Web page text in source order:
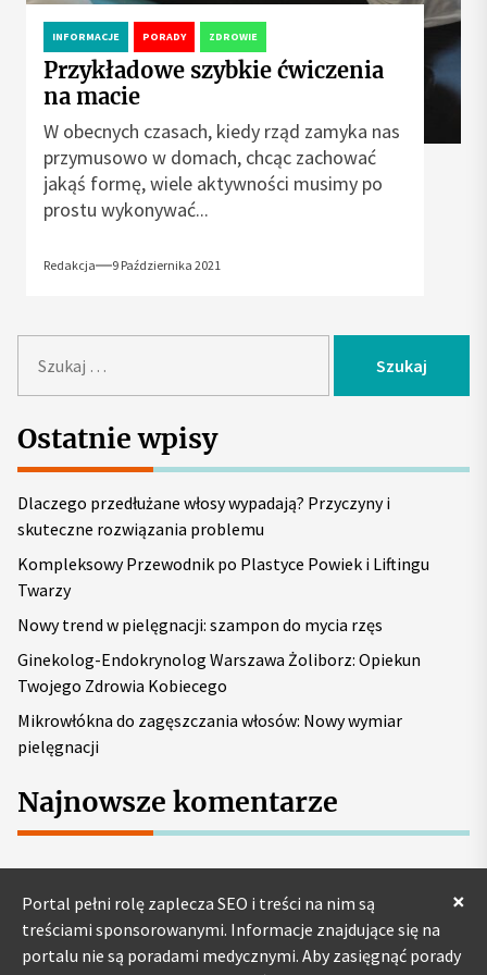
×
Portal pełni rolę zaplecza SEO i treści na nim są
treściami sponsorowanymi. Informacje znajdujące się na
portalu nie są poradami medycznymi. Aby zasięgnąć porady
INFORMACJE PORADY ZDROWIE
Przykładowe szybkie ćwiczenia
na macie
W obecnych czasach, kiedy rząd zamyka nas
przymusowo w domach, chcąc zachować
jakąś formę, wiele aktywności musimy po
prostu wykonywać...
Redakcja 9 Października 2021
u
k
a
j
:
Ostatnie wpisy
Dlaczego przedłużane włosy wypadają? Przyczyny i
skuteczne rozwiązania problemu
Kompleksowy Przewodnik po Plastyce Powiek i Liftingu
Twarzy
Nowy trend w pielęgnacji: szampon do mycia rzęs
Ginekolog-Endokrynolog Warszawa Żoliborz: Opiekun
Twojego Zdrowia Kobiecego
Mikrowłókna do zagęszczania włosów: Nowy wymiar
pielęgnacji
Najnowsze komentarze